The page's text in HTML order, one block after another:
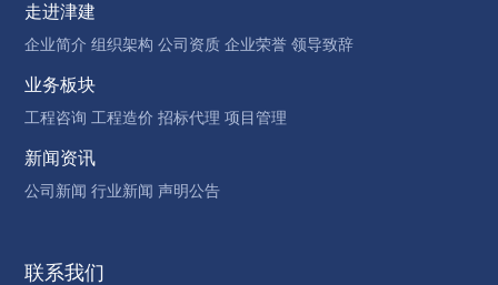
走进津建
企业简介 组织架构 公司资质 企业荣誉 领导致辞
业务板块
工程咨询 工程造价 招标代理 项目管理
新闻资讯
公司新闻 行业新闻 声明公告
联系我们